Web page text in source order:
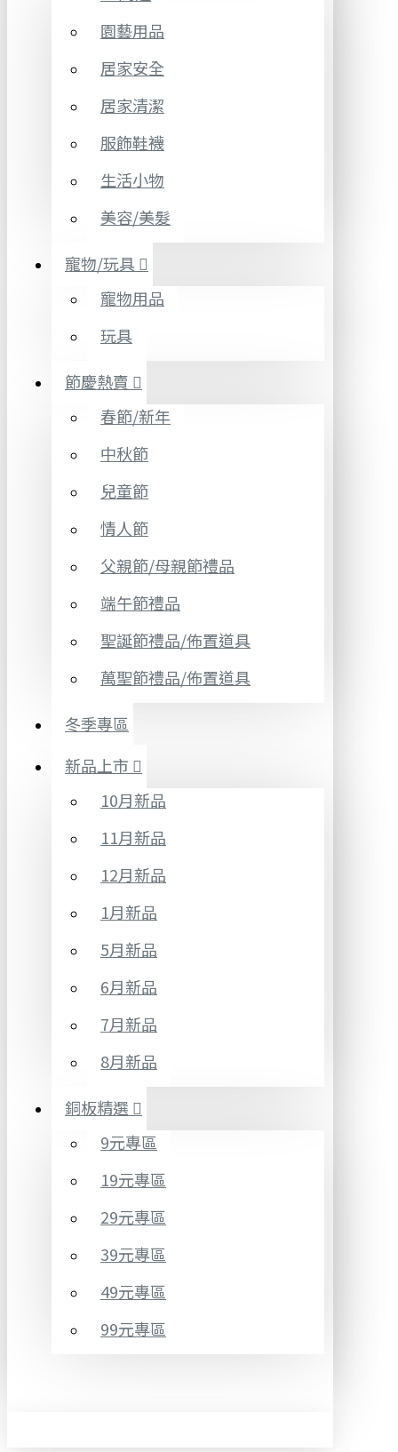
園藝用品
居家安全
居家清潔
服飾鞋襪
生活小物
美容/美髮
寵物/玩具
寵物用品
玩具
節慶熱賣
春節/新年
中秋節
兒童節
情人節
父親節/母親節禮品
端午節禮品
聖誕節禮品/佈置道具
萬聖節禮品/佈置道具
冬季專區
新品上市
10月新品
11月新品
12月新品
1月新品
5月新品
6月新品
7月新品
8月新品
銅板精選
9元專區
19元專區
29元專區
39元專區
49元專區
99元專區